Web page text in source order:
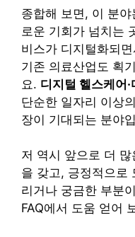
종합해 보면, 이 분
로운 기회가 넘치는
비스가 디지털화되
기존 의료산업도 획
요. 디지털 헬스케어
단순한 일자리 이상
장이 기대되는 분야
저 역시 앞으로 더
을 갖고, 긍정적으로
리거나 궁금한 부분
FAQ에서 도움 얻어